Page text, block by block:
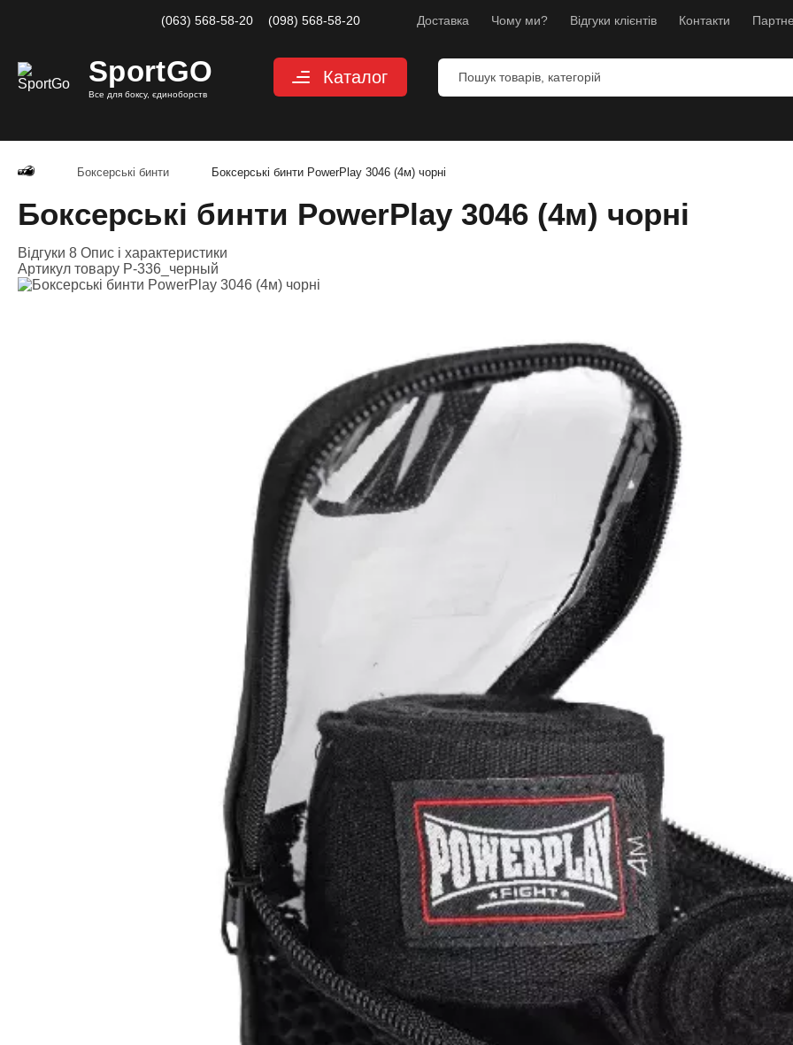
(063) 568-58-20 (098) 568-58-20 Доставка Чому ми? Відгуки клієнтів Контакти
SportGO
Все для боксу, єдиноборств
Каталог
Боксерські бинти
Мішки, груші, манекени
Одяг для єдиноборств
Одяг повсякденний
Кімоно
Взуття
Важка атлетика
Подарунковий сертифікат
Боксерські бинти Боксерські бинти PowerPlay 3046 (4м) чорні
Боксерські бинти PowerPlay 3046 (4м) чорні
Відгуки 8 Опис і характеристики
Артикул товару P-336_черный